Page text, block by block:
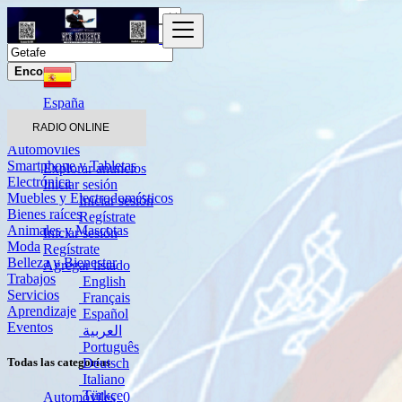
RADIO ONLINE
Explorar anuncios
Iniciar sesión
Iniciar sesión
Regístrate
Iniciar sesión
Regístrate
Agregar listado
English
Français
Español
العربية
Português
Deutsch
Italiano
Türkçe
Encontrar
España
Automóviles
Smartphone y Tabletas
Electrónica
Muebles y Electrodomésticos
Bienes raíces
Animales y Mascotas
Moda
Belleza y Bienestar
Trabajos
Servicios
Aprendizaje
Eventos
Todas las categorías
Automóviles0